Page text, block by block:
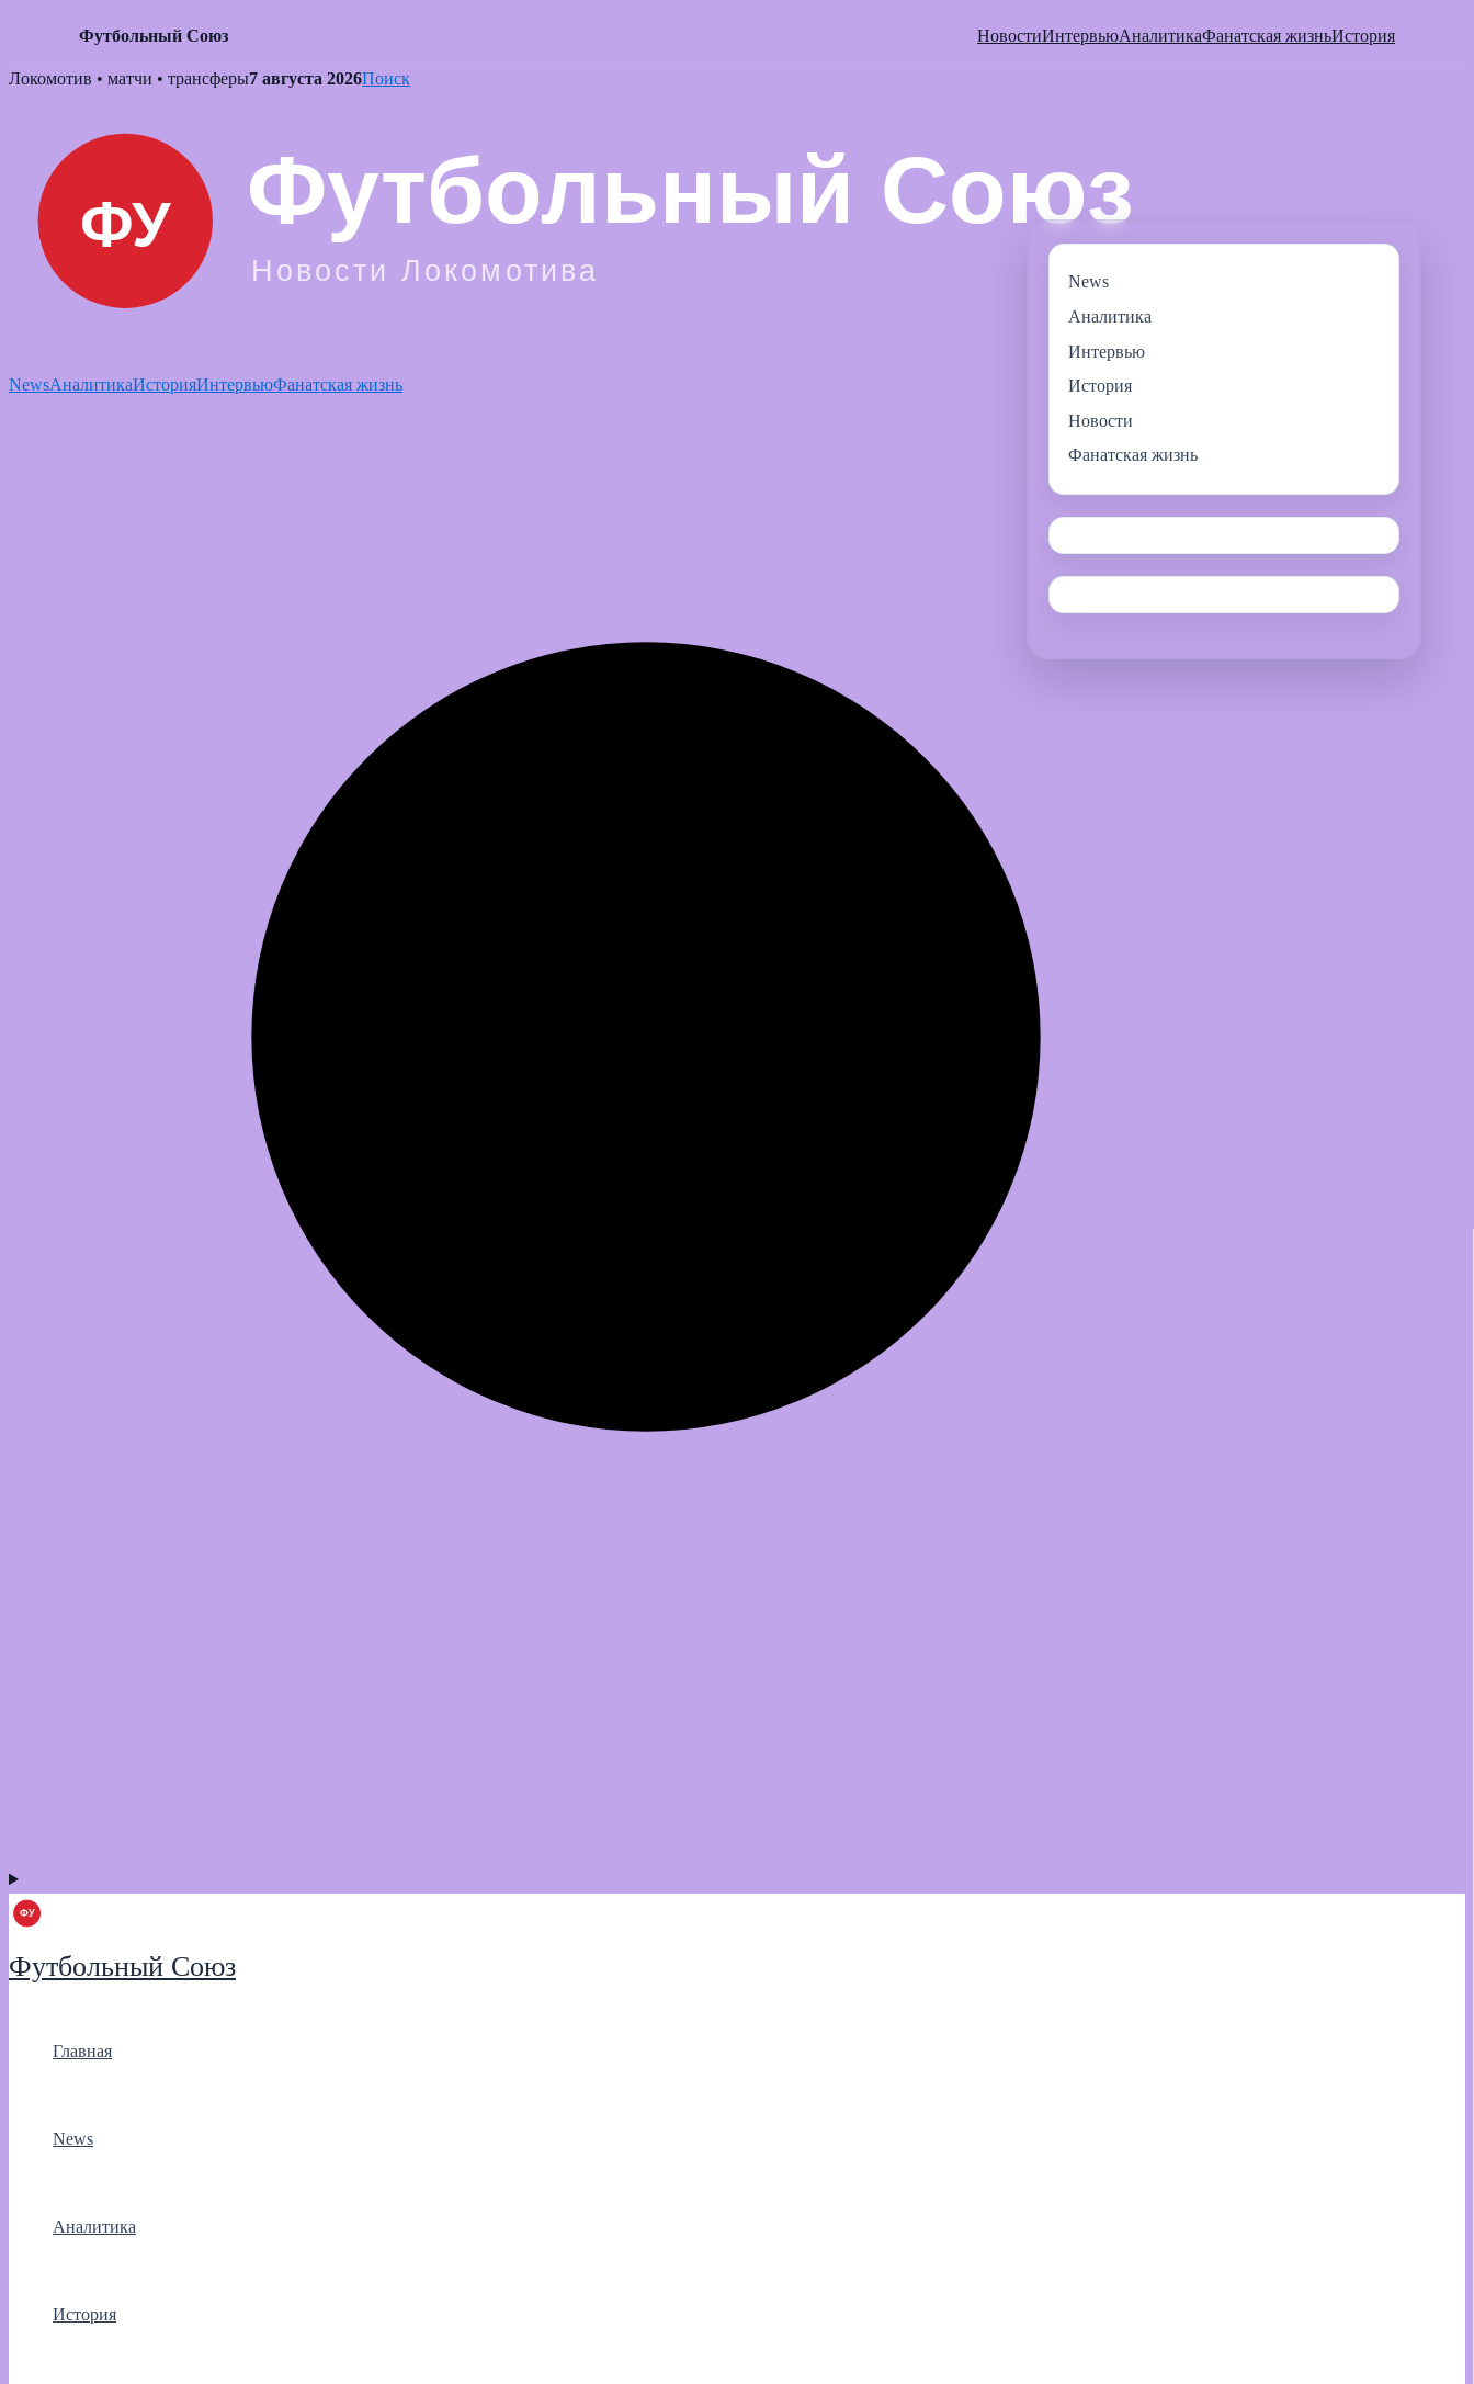
Футбольный Союз НовостиИнтервьюАналитикаФанатская жизньИстория
Skip
Локомотив • матчи • трансферы7 августа 2026Поиск
NewsАналитикаИсторияИнтервьюФанатская жизнь
Футбольный Союз
Главная
News
Аналитика
История
News
Аналитика
Интервью
История
Новости
Фанатская жизнь